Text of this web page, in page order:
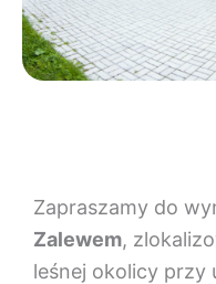
Zapraszamy do
Zalewem,
leśnej okolicy przy